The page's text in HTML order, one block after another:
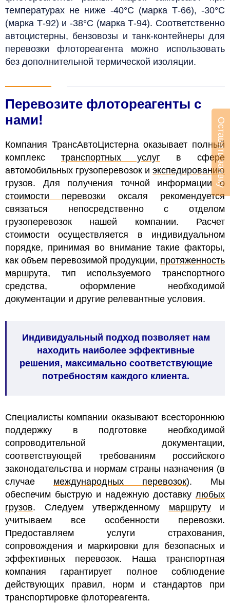
температурах не ниже -40°С (марка Т-66), -30°С
(марка Т-92) и -38°С (марка Т-94). Соответственно
автоцистерны, бензовозы и танк-контейнеры для
перевозки флотореагента можно использовать
без дополнительной термической изоляции.
Перевозите флотореагенты с
нами!
Компания ТрансАвтоЦистерна оказывает полный
комплекс транспортных услуг в сфере
автомобильных грузоперевозок и экспедированию
грузов. Для получения точной информации о
стоимости перевозки оксаля рекомендуется
связаться непосредственно с отделом
грузоперевозок нашей компании. Расчет
стоимости осуществляется в индивидуальном
порядке, принимая во внимание такие факторы,
как объем перевозимой продукции, протяженность
маршрута, тип используемого транспортного
средства, оформление необходимой
документации и другие релевантные условия.
Индивидуальный подход позволяет нам
находить наиболее эффективные
решения, максимально соответствующие
потребностям каждого клиента.
Специалисты компании оказывают всестороннюю
поддержку в подготовке необходимой
сопроводительной документации,
соответствующей требованиям российского
законодательства и нормам страны назначения (в
случае международных перевозок). Мы
обеспечим быструю и надежную доставку любых
грузов. Следуем утвержденному маршрутуи
учитываем все особенности перевозки.
Предоставляем услуги страхования,
сопровождения и маркировки для безопасных и
эффективных перевозок. Наша транспортная
компания гарантирует полное соблюдение
действующих правил, норм и стандартов при
транспортировке флотореагента.
Оставить заявку